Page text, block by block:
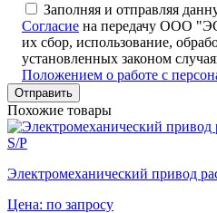
Заполняя и отправляя
Согласие на передачу ООО
их сбор, использование,
установленных законом
Положением о работе с
Похожие товары
Электромеханический привод
Цена: по запросу